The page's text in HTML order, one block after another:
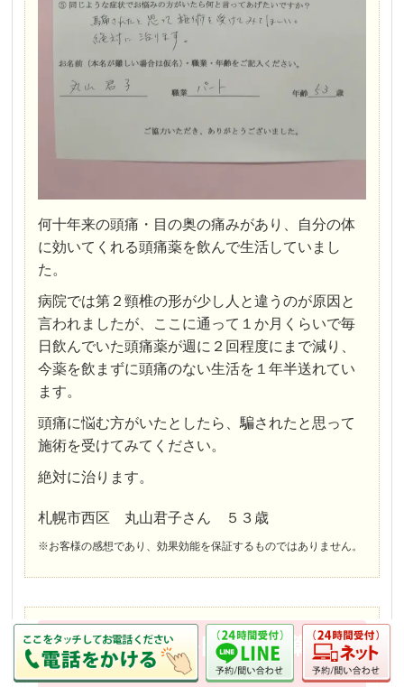
何十年来の頭痛・目の奥の痛みがあり、自分の体
に効いてくれる頭痛薬を飲んで生活していまし
た。
病院では第２頸椎の形が少し人と違うのが原因と
言われましたが、ここに通って１か月くらいで毎
日飲んでいた頭痛薬が週に２回程度にまで減り、
今薬を飲まずに頭痛のない生活を１年半送れてい
ます。
頭痛に悩む方がいたとしたら、騙されたと思って
施術を受けてみてください。
絶対に治ります。
札幌市西区 丸山君子さん ５３歳
※お客様の感想であり、効果効能を保証するものではありません。
５５歳女性、毎日の頭痛薬がゼ
ロに。